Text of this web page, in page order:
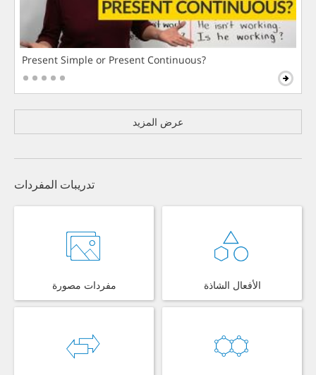
Present Simple or Present Continuous?
عرض المزيد
تدريبات المفردات
مفردات مصورة الأفعال الشاذة